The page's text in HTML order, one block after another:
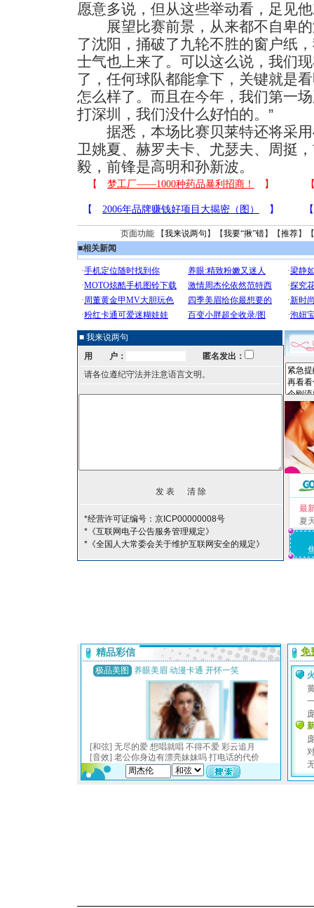
愿意多说，但从这些举动看，足见
展望比赛前景，从来都不自卑的
了沈阳，捅破了九轮不胜的窗户纸
士气也上来了。可以这么说，我们
了，任何球队都能拿下，关键就是
怎么样了。而且在今年，我们第一
打深圳，我们没什么好怕的。”
据悉，本场比赛贝莱特还将采用
卫姚夏、赫罗夫卡、尤瑟夫、周挺
毅，前锋是高明和孙新波。
页面功能 【我来说两句 】【我要“揪”错】【推荐】
■相关新闻
■ 我来说两句
用 户：
匿名发出：
请各位遵纪守法并注意语言文明。
*经营许可证编号：京ICP00000008号
*《互联网电子公告服务管理规定》
*《全国人大常委会关于维护互联网安全的规定》
最
夏